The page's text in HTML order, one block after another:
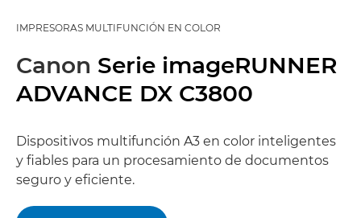
IMPRESORAS MULTIFUNCIÓN EN COLOR
Canon Serie imageRUNNER
ADVANCE DX C3800
Dispositivos multifunción A3 en color inteligentes
y fiables para un procesamiento de documentos
seguro y eficiente.